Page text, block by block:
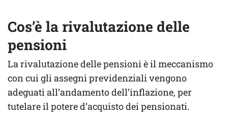
Cos’è la rivalutazione delle
pensioni
La rivalutazione delle pensioni è il meccanismo
con cui gli assegni previdenziali vengono
adeguati all’andamento dell’inflazione, per
tutelare il potere d’acquisto dei pensionati.